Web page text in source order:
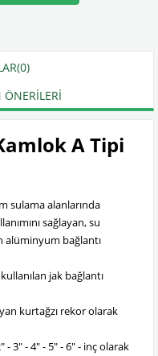
(0)
ÖNERILERI
A Tipi
sulama alanlarında
sağlayan, su
alüminyum bağlantı
jak bağlantı
kurtağzı rekor olarak
- 3" - 4" - 5" - 6" - inç olarak